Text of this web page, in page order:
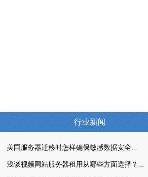
行业新闻
美国服务器迁移时怎样确保敏感数据安全...
浅谈视频网站服务器租用从哪些方面选择？...